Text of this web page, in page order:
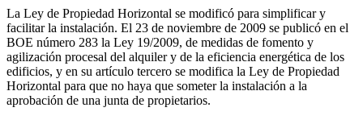
La Ley de Propiedad Horizontal se modificó para simplificar y
facilitar la instalación. El 23 de noviembre de 2009 se publicó en el
BOE número 283 la Ley 19/2009, de medidas de fomento y
agilización procesal del alquiler y de la eficiencia energética de los
edificios, y en su artículo tercero se modifica la Ley de Propiedad
Horizontal para que no haya que someter la instalación a la
aprobación de una junta de propietarios.